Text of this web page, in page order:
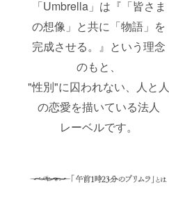
「Umbrella」は『「皆さま
の想像」と共に「物語」を
完成させる。』という理念
のもと、
"性別"に囚われない、人と人
の恋愛を描いている法人
レーベルです。